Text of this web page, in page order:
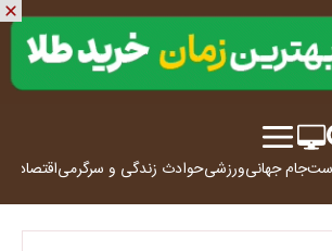
جام جهانیورزشیحوادث زندگی و سرگرمیاقتصاد